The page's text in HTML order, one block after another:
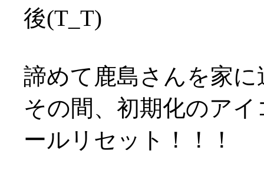
後(T_T)
諦めて鹿島さんを家
その間、初期化のア
ールリセット！！！